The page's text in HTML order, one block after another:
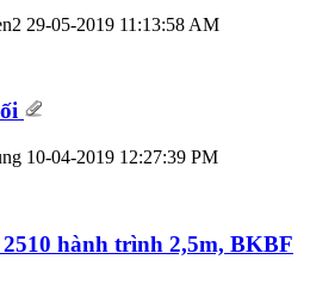
29-05-2019 11:13:58 AM
10-04-2019 12:27:39 PM
2510 hành trình 2,5m, BKBF